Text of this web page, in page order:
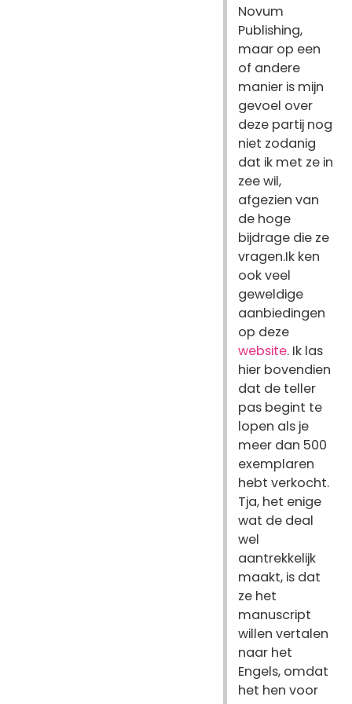
Novum
Publishing,
maar op een
of andere
manier is mijn
gevoel over
deze partij nog
niet zodanig
dat ik met ze in
zee wil,
afgezien van
de hoge
bijdrage die ze
vragen.Ik ken
ook veel
geweldige
aanbiedingen
op deze
website. Ik las
hier bovendien
dat de teller
pas begint te
lopen als je
meer dan 500
exemplaren
hebt verkocht.
Tja, het enige
wat de deal
wel
aantrekkelijk
maakt, is dat
ze het
manuscript
willen vertalen
naar het
Engels, omdat
het hen voor